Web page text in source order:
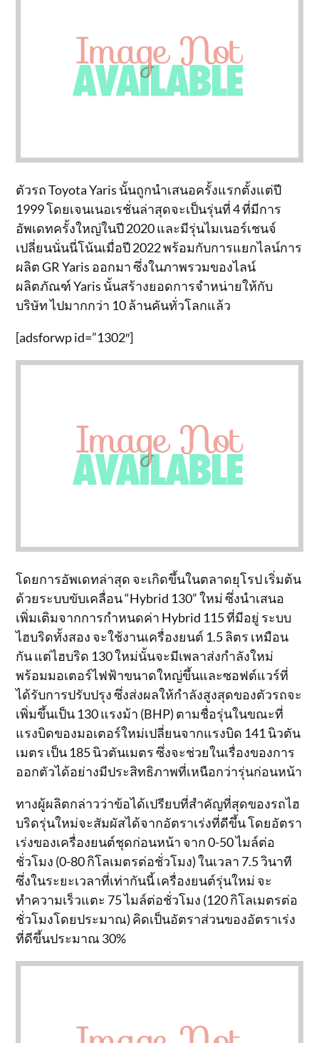
ตัวรถ Toyota Yaris นั้นถูกนำเสนอครั้งแรกตั้งแต่ปี
1999 โดยเจนเนอเรชั่นล่าสุดจะเป็นรุ่นที่ 4 ที่มีการ
อัพเดทครั้งใหญ่ในปี 2020 และมีรุ่นไมเนอร์เชนจ์
เปลี่ยนนั่นนี่โน้นเมื่อปี 2022 พร้อมกับการแยกไลน์การ
ผลิต GR Yaris ออกมา ซึ่งในภาพรวมของไลน์
ผลิตภัณฑ์ Yaris นั้นสร้างยอดการจำหน่ายให้กับ
บริษัท ไปมากกว่า 10 ล้านคันทั่วโลกแล้ว
[adsforwp id=”1302″]
โดยการอัพเดทล่าสุด จะเกิดขึ้นในตลาดยุโรป เริ่มต้น
ด้วยระบบขับเคลื่อน “Hybrid 130” ใหม่ ซึ่งนำเสนอ
เพิ่มเติมจากการกำหนดค่า Hybrid 115 ที่มีอยู่ ระบบ
ไฮบริดทั้งสอง จะใช้งานเครื่องยนต์ 1.5 ลิตร เหมือน
กัน แต่ไฮบริด 130 ใหม่นั้นจะมีเพลาส่งกำลังใหม่
พร้อมมอเตอร์ไฟฟ้าขนาดใหญ่ขึ้นและซอฟต์แวร์ที่
ได้รับการปรับปรุง ซึ่งส่งผลให้กำลังสูงสุดของตัวรถจะ
เพิ่มขึ้นเป็น 130 แรงม้า (BHP) ตามชื่อรุ่นในขณะที่
แรงบิดของมอเตอร์ใหม่เปลี่ยนจากแรงบิด 141 นิวตัน
เมตร เป็น 185 นิวตันเมตร ซึ่งจะช่วยในเรื่องของการ
ออกตัวได้อย่างมีประสิทธิภาพที่เหนือกว่ารุ่นก่อนหน้า
ทางผู้ผลิตกล่าวว่าข้อได้เปรียบที่สำคัญที่สุดของรถไฮ
บริดรุ่นใหม่จะสัมผัสได้จากอัตราเร่งที่ดีขึ้น โดยอัตรา
เร่งของเครื่องยนต์ชุดก่อนหน้า จาก 0-50 ไมล์ต่อ
ชั่วโมง (0-80 กิโลเมตรต่อชั่วโมง) ในเวลา 7.5 วินาที
ซึ่งในระยะเวลาที่เท่ากันนี้ เครื่องยนต์รุ่นใหม่ จะ
ทำความเร็วแตะ 75 ไมล์ต่อชั่วโมง (120 กิโลเมตรต่อ
ชั่วโมงโดยประมาณ) คิดเป็นอัตราส่วนของอัตราเร่ง
ที่ดีขึ้นประมาณ 30%